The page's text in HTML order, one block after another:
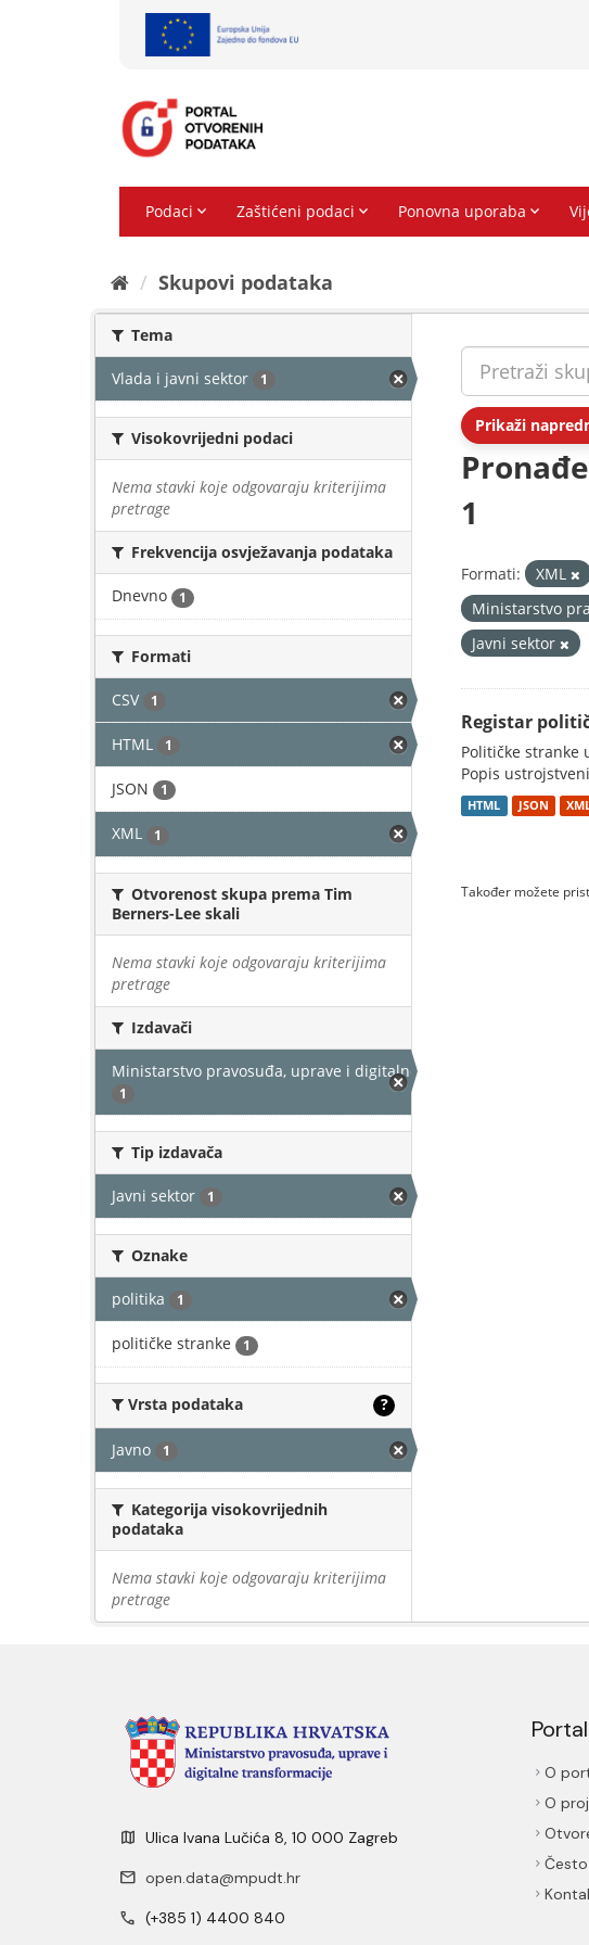
Skupovi podаtаkа
Tema
Vlada i javni sektor 1
Visokovrijedni podaci
Nema stavki koje odgovaraju kriterijima
pretrage
Frekvencija osvježavanja podataka
Dnevno 1
Formati
CSV 1
HTML 1
JSON 1
XML 1
Otvorenost skupa prema Tim
Berners-Lee skali
Nema stavki koje odgovaraju kriterijima
pretrage
Izdavači
Ministarstvo pravosuđa, uprave i digitalne transformacije
1
Tip izdavača
Javni sektor 1
Oznake
politika 1
političke stranke 1
Vrsta podataka ?
Javno 1
Kategorija visokovrijednih
podataka
Nema stavki koje odgovaraju kriterijima
pretrage
Prikaži
1
Formati: XML
Ministarstvo
Javni sektor
Registar
Političke stranke
Popis
HTML JSON
Također možete